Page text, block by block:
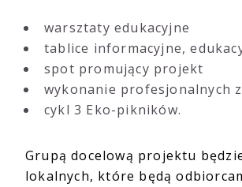
warsztaty edukacyjne
tablice informacyjne,
spot promujący projekt
wykonanie profesjonalnych
cykl 3 Eko-pikników.
Grupą docelową projektu
lokalnych, które będą